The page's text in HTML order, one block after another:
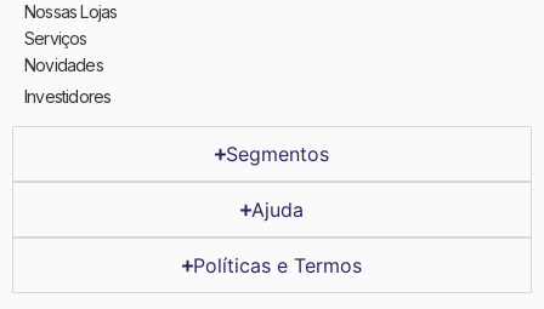
Nossas Lojas
Serviços
Novidades
Investidores
Segmentos
Ajuda
Políticas e Termos